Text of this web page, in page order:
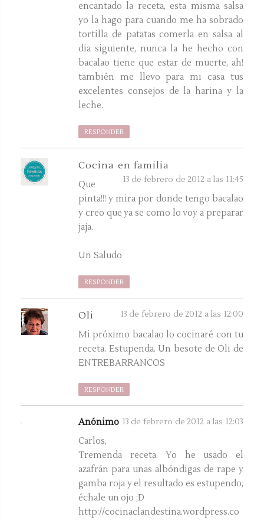
encantado la receta, esta misma salsa
yo la hago para cuando me ha sobrado
tortilla de patatas comerla en salsa al
dia siguiente, nunca la he hecho con
bacalao tiene que estar de muerte, ah!
también me llevo para mi casa tus
excelentes consejos de la harina y la
leche.
RESPONDER
Cocina en familia
13 de febrero de 2012 a las 11:45
Que
pinta!!! y mira por donde tengo bacalao
y creo que ya se como lo voy a preparar
jaja.
Un Saludo
RESPONDER
Oli 13 de febrero de 2012 a las 12:00
Mi próximo bacalao lo cocinaré con tu
receta. Estupenda. Un besote de Oli de
ENTREBARRANCOS
RESPONDER
Anónimo 13 de febrero de 2012 a las 12:03
Carlos,
Tremenda receta. Yo he usado el
azafrán para unas albóndigas de rape y
gamba roja y el resultado es estupendo,
échale un ojo ;D
http://cocinaclandestina.wordpress.co